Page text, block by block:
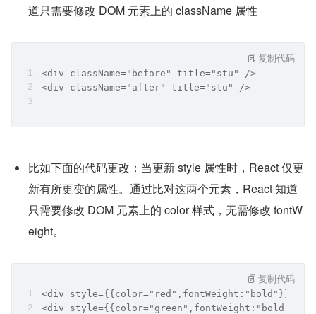
道只需要修改 DOM 元素上的 className 属性
<div className="before" title="stu" />
<div className="after" title="stu" />
复制代码
比如下面的代码更改：当更新 style 属性时，React 仅更
新有所更变的属性。通过比对这两个元素，React 知道
只需要修改 DOM 元素上的 color 样式，无需修改 fontW
eight。
<div style={{color="red",fontWeight:"bold"}} />
<div style={{color="green",fontWeight:"bold"}} /
复制代码